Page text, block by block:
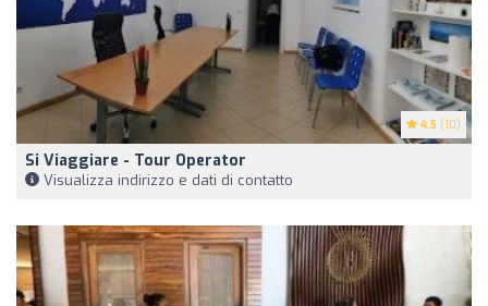
4.5 (10)
Si Viaggiare - Tour Operator
Visualizza indirizzo e dati di contatto